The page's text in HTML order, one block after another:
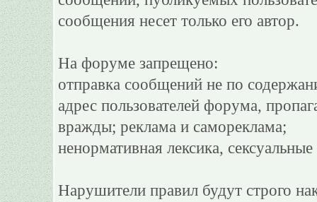
сообщения несет только его автор.
На форуме запрещено:
отправка сообщений не по
адрес пользователей форума,
вражды; реклама и самореклама;
ненормативная лексика,
Нарушители правил будут строго